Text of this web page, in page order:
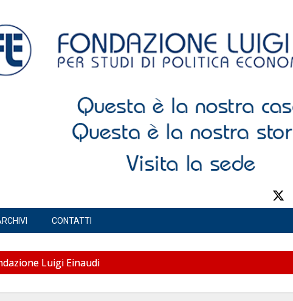
CONTATTI
Luigi Einaudi